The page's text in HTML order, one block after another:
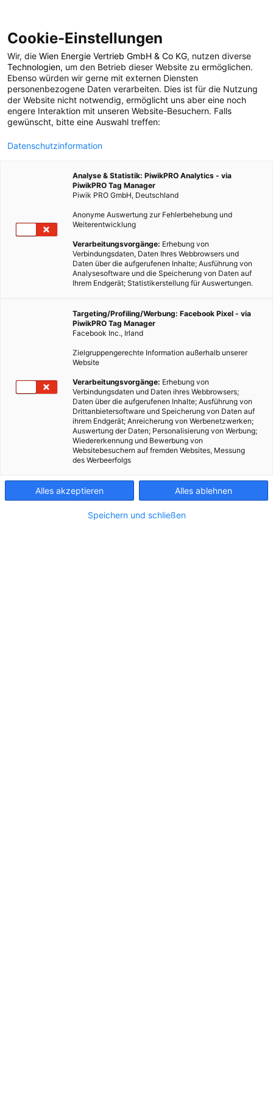
POSTS BY TAG
Voodin Blade
1 BEITRAG
Cookie-Einstellungen
Wir, die Wien Energie Vertrieb GmbH & Co KG, nutzen diverse
Technologien, um den Betrieb dieser Website zu ermöglichen.
Ebenso würden wir gerne mit externen Diensten
personenbezogene Daten verarbeiten. Dies ist für die Nutzung
der Website nicht notwendig, ermöglicht uns aber eine noch
engere Interaktion mit unseren Website-Besuchern. Falls
gewünscht, bitte eine Auswahl treffen:
Datenschutzinformation
Analyse & Statistik: PiwikPRO Analytics - via
PiwikPRO Tag Manager
Piwik PRO GmbH, Deutschland
Anonyme Auswertung zur Fehlerbehebung und
Weiterentwicklung
Verarbeitungsvorgänge: Erhebung von
Verbindungsdaten, Daten Ihres Webbrowsers und
Daten über die aufgerufenen Inhalte; Ausführung von
Analysesoftware und die Speicherung von Daten auf
Ihrem Endgerät; Statistikerstellung für Auswertungen.
Targeting/Profiling/Werbung: Facebook Pixel - via
PiwikPRO Tag Manager
Facebook Inc., Irland
Zielgruppengerechte Information außerhalb unserer
Website
Verarbeitungsvorgänge: Erhebung von
Verbindungsdaten und Daten ihres Webbrowsers;
Daten über die aufgerufenen Inhalte; Ausführung von
Drittanbietersoftware und Speicherung von Daten auf
ihrem Endgerät; Anreicherung von Werbenetzwerken;
Auswertung der Daten; Personalisierung von Werbung;
Wiedererkennung und Bewerbung von
Websitebesuchern auf fremden Websites, Messung
des Werbeerfolgs
Alles akzeptieren Alles ablehnen
Speichern und schließen